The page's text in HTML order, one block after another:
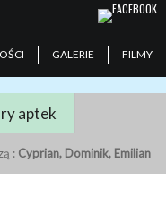
GALERIE FILMY
aptek
: Cyprian, Dominik, Emilian